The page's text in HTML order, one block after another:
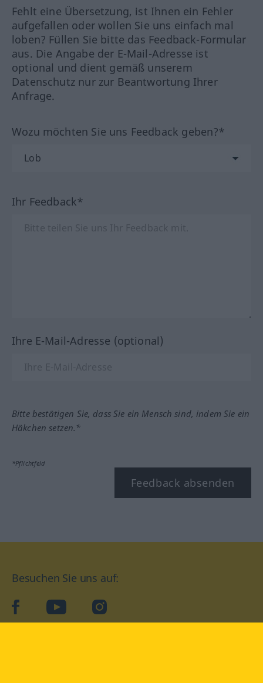
Fehlt eine Übersetzung, ist Ihnen ein Fehler
aufgefallen oder wollen Sie uns einfach mal
loben? Füllen Sie bitte das Feedback-Formular
aus. Die Angabe der E-Mail-Adresse ist
optional und dient gemäß unserem
Datenschutz nur zur Beantwortung Ihrer
Anfrage.
Wozu möchten Sie uns Feedback geben?*
Ihr Feedback*
Ihre E-Mail-Adresse (optional)
Bitte bestätigen Sie, dass Sie ein Mensch sind, indem Sie ein
Häkchen setzen.*
*Pflichtfeld
Feedback absenden
Besuchen Sie uns auf:
facebookYouTube Instagram